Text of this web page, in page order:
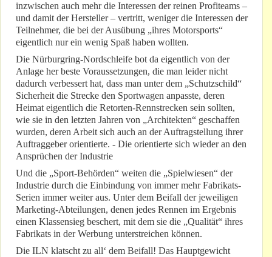
inzwischen auch mehr die Interessen der reinen Profiteams –
und damit der Hersteller – vertritt, weniger die Interessen der
Teilnehmer, die bei der Ausübung „ihres Motorsports“
eigentlich nur ein wenig Spaß haben wollten.
Die Nürburgring-Nordschleife bot da eigentlich von der
Anlage her beste Voraussetzungen, die man leider nicht
dadurch verbessert hat, dass man unter dem „Schutzschild“
Sicherheit die Strecke den Sportwagen anpasste, deren
Heimat eigentlich die Retorten-Rennstrecken sein sollten,
wie sie in den letzten Jahren von „Architekten“ geschaffen
wurden, deren Arbeit sich auch an der Auftragstellung ihrer
Auftraggeber orientierte. - Die orientierte sich wieder an den
Ansprüchen der Industrie
Und die „Sport-Behörden“ weiten die „Spielwiesen“ der
Industrie durch die Einbindung von immer mehr Fabrikats-
Serien immer weiter aus. Unter dem Beifall der jeweiligen
Marketing-Abteilungen, denen jedes Rennen im Ergebnis
einen Klassensieg beschert, mit dem sie die „Qualität“ ihres
Fabrikats in der Werbung unterstreichen können.
Die ILN klatscht zu all‘ dem Beifall! Das Hauptgewicht